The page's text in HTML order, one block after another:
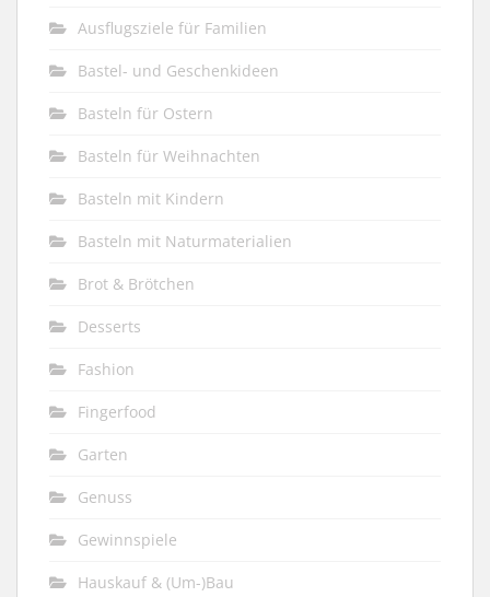
Ausflugsziele für Familien
Bastel- und Geschenkideen
Basteln für Ostern
Basteln für Weihnachten
Basteln mit Kindern
Basteln mit Naturmaterialien
Brot & Brötchen
Desserts
Fashion
Fingerfood
Garten
Genuss
Gewinnspiele
Hauskauf & (Um-)Bau